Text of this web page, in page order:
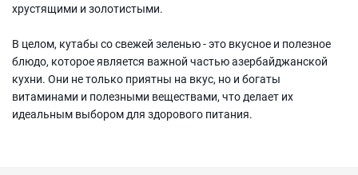
хрустящими и золотистыми.
В целом, кутабы со свежей зеленью - это вкусное и полезное
блюдо, которое является важной частью азербайджанской
кухни. Они не только приятны на вкус, но и богаты
витаминами и полезными веществами, что делает их
идеальным выбором для здорового питания.